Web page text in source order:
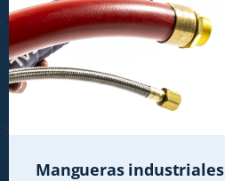
Mangueras industriales